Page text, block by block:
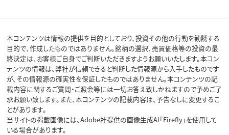
本コンテンツは情報の提供を目的としており、投資その他の行動を勧誘する
目的で、作成したものではありません。銘柄の選択、売買価格等の投資の最
終決定は、お客様ご自身でご判断いただきますようお願いいたします。本コン
テンツの情報は、弊社が信頼できると判断した情報源から入手したものです
が、その情報源の確実性を保証したものではありません。本コンテンツの記
載内容に関するご質問・ご照会等には一切お答え致しかねますので予めご了
承お願い致します。また、本コンテンツの記載内容は、予告なしに変更するこ
とがあります。
当サイトの掲載画像には、Adobe社提供の画像生成AI「Firefly」を使用して
いる場合があります。